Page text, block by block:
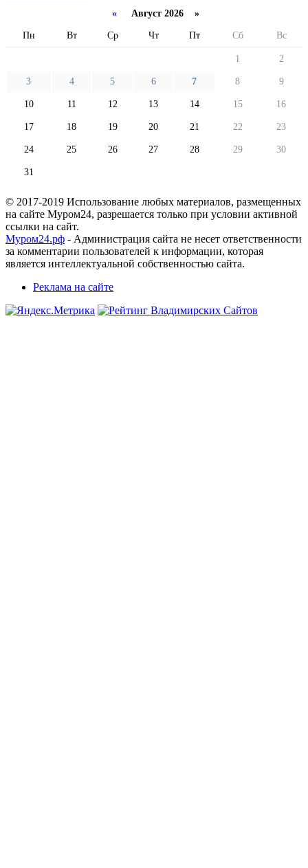
« Август 2026 »
Пн Вт Ср Чт Пт Сб Вс
1 2
3 4 5 6 7 8 9
10 11 12 13 14 15 16
17 18 19 20 21 22 23
24 25 26 27 28 29 30
31
© 2017-2019 Использование любых материалов, размещенных
на сайте Муром24, разрешается только при условии активной
ссылки на сайт.
Муром24.рф - Администрация сайта не несет ответственности
за комментарии пользователей к информации, которая
является интеллектуальной собственностью сайта.
Реклама на сайте